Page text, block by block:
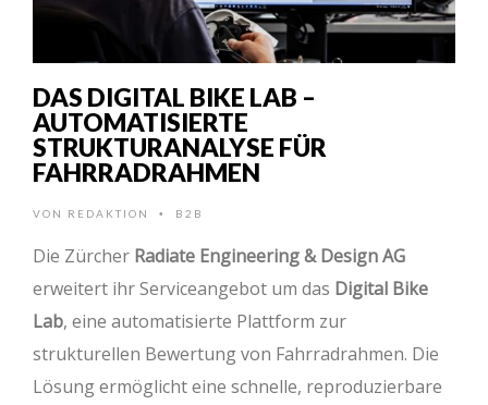
DAS DIGITAL BIKE LAB –
AUTOMATISIERTE
STRUKTURANALYSE FÜR
FAHRRADRAHMEN
VON REDAKTION • B2B
Die Zürcher Radiate Engineering & Design AG
erweitert ihr Serviceangebot um das Digital Bike
Lab, eine automatisierte Plattform zur
strukturellen Bewertung von Fahrradrahmen. Die
Lösung ermöglicht eine schnelle, reproduzierbare